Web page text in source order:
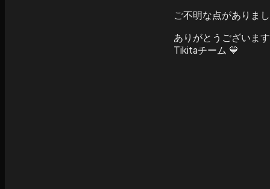
ご不明な点がありま
ありがとうございま
Tikitaチーム 💙